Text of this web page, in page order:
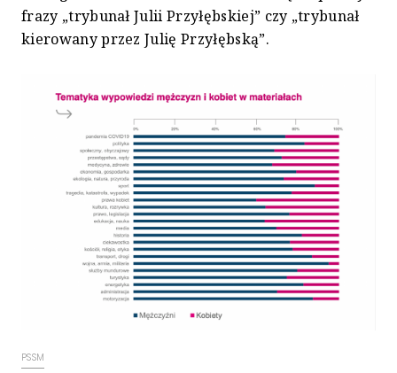
frazy „trybunał Julii Przyłębskiej” czy „trybunał
kierowany przez Julię Przyłębską”.
PSSM